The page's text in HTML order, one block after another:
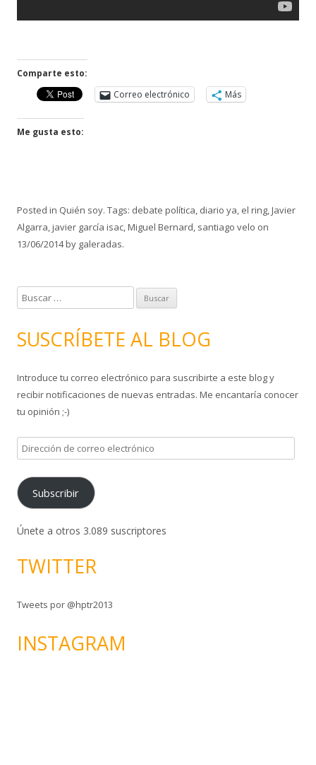
Comparte esto:
Correo electrónico
Más
Me gusta esto:
Posted in Quién soy. Tags: debate política, diario ya, el ring,Javier
Algarra,javier garcía isac,Miguel Bernard, santiago velo on
13/06/2014by galeradas.
u
c
r
:
SUSCRÍBETE AL BLOG
Introduce tu correo electrónico para suscribirte a este blog y
recibir notificaciones de nuevas entradas. Me encantaría conocer
tu opinión ;-)
i
e
c
ó
o
Subscribir
Únete a otros 3.089 suscriptores
TWITTER
Tweets por @hptr2013
INSTAGRAM